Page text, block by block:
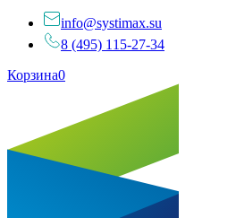
info@systimax.su
8 (495) 115-27-34
Корзина0